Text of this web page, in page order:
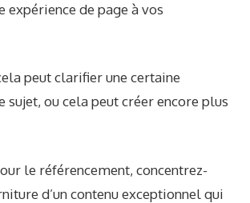
expérience de page à vos
peut clarifier une certaine
sujet, ou cela peut créer encore plus
le référencement, concentrez-
d’un contenu exceptionnel qui